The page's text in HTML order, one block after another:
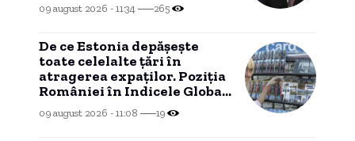
transformat realitatea
09 august 2026 - 11:34 265
De ce Estonia depășește
toate celelalte țări în
atragerea expaților. Poziția
României în Indicele Global
de Relocare.
09 august 2026 - 11:08 19